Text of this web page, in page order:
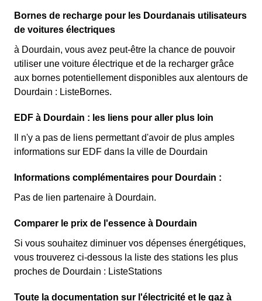
Bornes de recharge pour les Dourdanais utilisateurs
de voitures électriques
à Dourdain, vous avez peut-être la chance de pouvoir
utiliser une voiture électrique et de la recharger grâce
aux bornes potentiellement disponibles aux alentours de
Dourdain : ListeBornes.
EDF à Dourdain : les liens pour aller plus loin
Il n'y a pas de liens permettant d'avoir de plus amples
informations sur EDF dans la ville de Dourdain
Informations complémentaires pour Dourdain :
Pas de lien partenaire à Dourdain.
Comparer le prix de l'essence à Dourdain
Si vous souhaitez diminuer vos dépenses énergétiques,
vous trouverez ci-dessous la liste des stations les plus
proches de Dourdain : ListeStations
Toute la documentation sur l'électricité et le gaz à